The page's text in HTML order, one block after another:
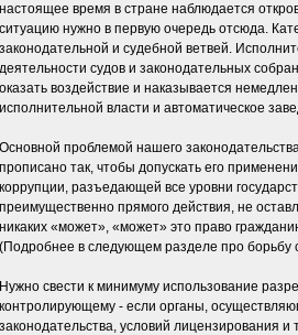
настоящее время в стране наблюдается
ситуацию нужно в первую очередь отсюда.
законодательной и судебной ветвей.
деятельности судов и законодательных
оказать воздействие и наказывается
исполнительной власти и автоматическое
Основной проблемой нашего
прописано так, чтобы допускать его
коррупции, разъедающей все уровни
преимущественно прямого действия, не
никаких «может», «может» это право
(Подробнее в следующем разделе про борьбу
Нужно свести к минимуму использование
контролирующему - если органы,
законодательства, условий лицензирования